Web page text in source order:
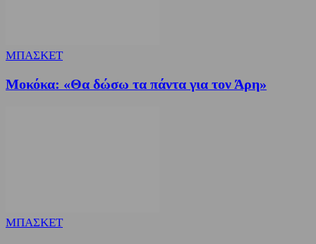
ΜΠΑΣΚΕΤ
Μοκόκα: «Θα δώσω τα πάντα για τον Άρη»
ΜΠΑΣΚΕΤ